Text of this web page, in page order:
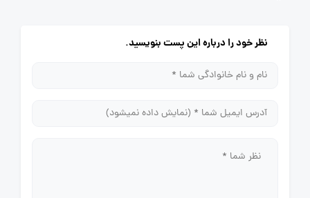
نظر خود را درباره این پست بنویسید.